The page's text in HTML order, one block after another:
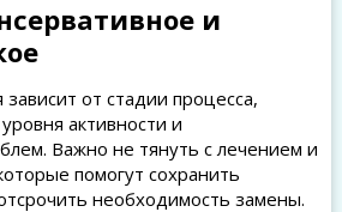
и
от стадии процесса,
активности и
Важно не тянуть с лечением и
помогут сохранить
необходимость замены.